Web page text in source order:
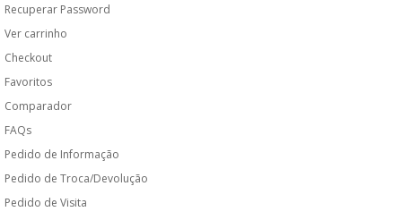
Recuperar Password
Ver carrinho
Checkout
Favoritos
Comparador
FAQs
Pedido de Informação
Pedido de Troca/Devolução
Pedido de Visita